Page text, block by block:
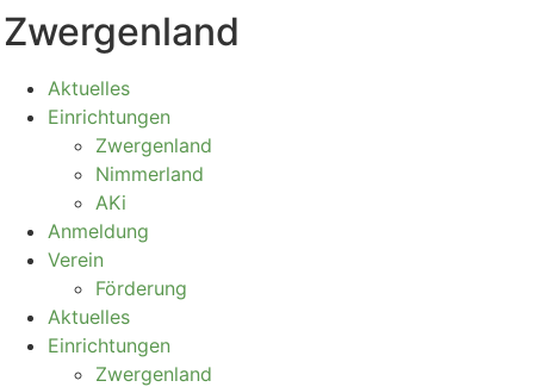
Zum
Inhalt
springen
Zwergenland
Aktuelles
Einrichtungen
Zwergenland
Nimmerland
AKi
Anmeldung
Verein
Förderung
Aktuelles
Einrichtungen
Zwergenland